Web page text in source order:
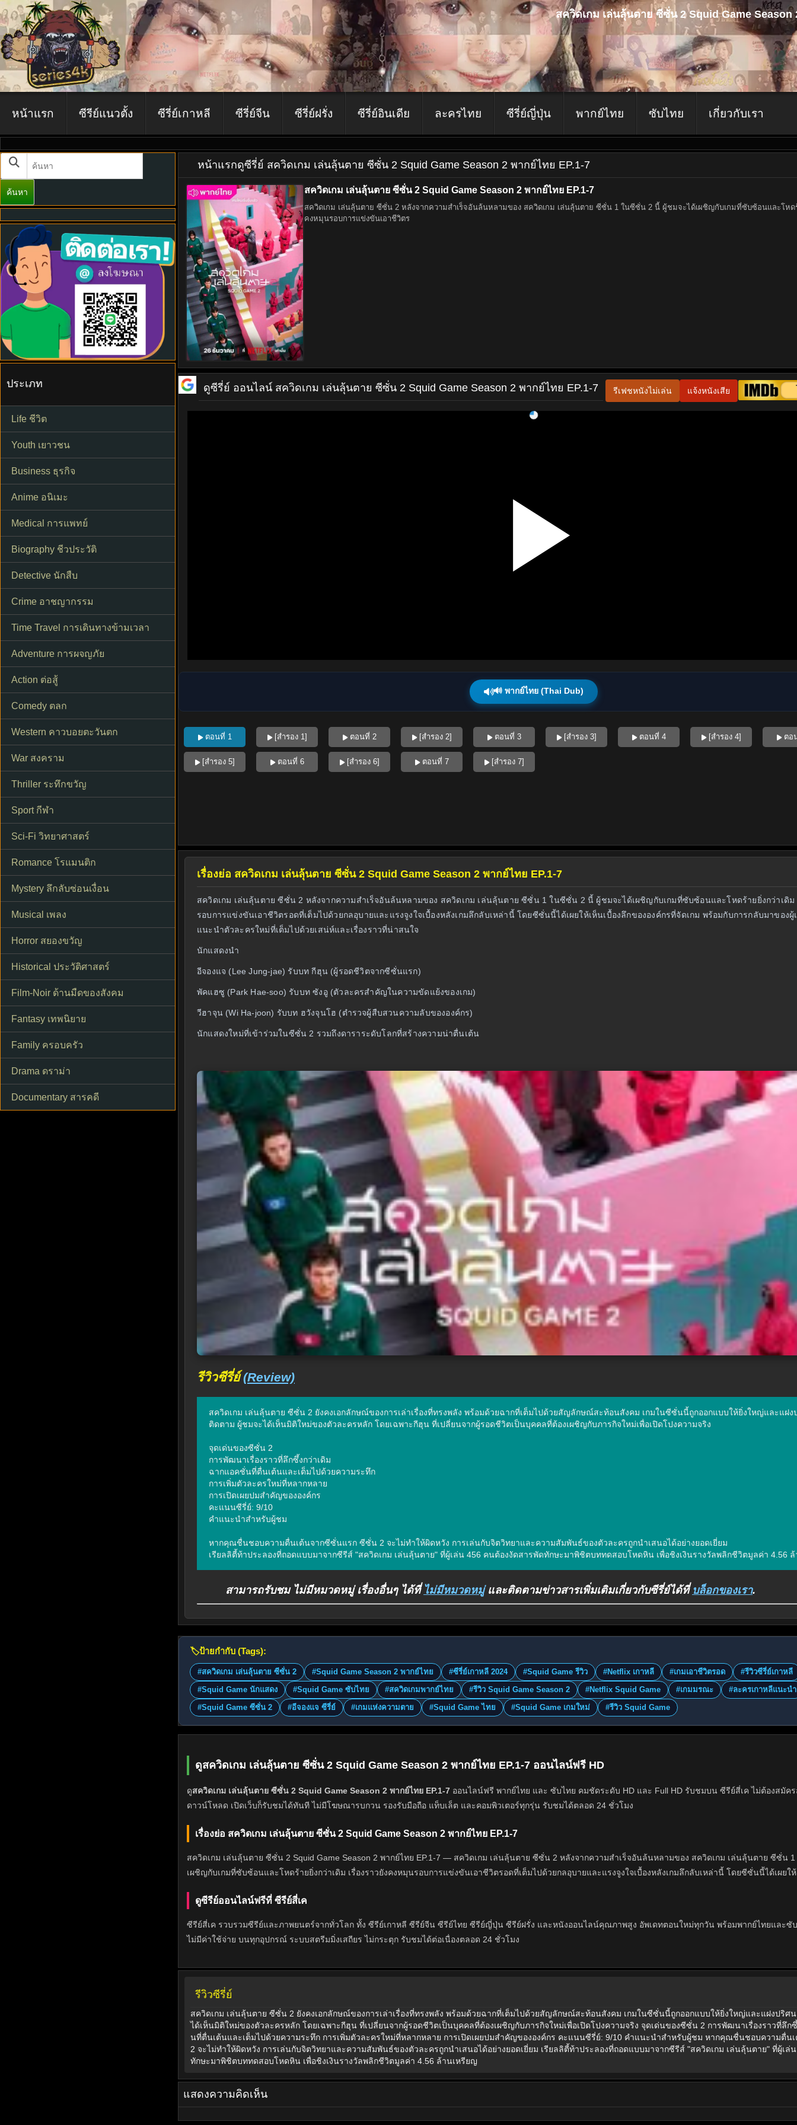
สควิดเกม เล่นลุ้นตาย ซีซั่น 2 Squid Game Season
หน้าแรก ซีรีย์แนวตั้ง ซีรี่ย์เกาหลี ซีรี่ย์จีน ซีรี่ย์ฝรั่ง ซีรี่ย์อินเดีย ละครไทย ซีรี่ย์ญี่ปุ่น พากย์ไทย ซับไทย เกี่ยวกับเรา
ค้นหา
ประเภท
Life ชีวิต
Youth เยาวชน
Business ธุรกิจ
Anime อนิเมะ
Medical การแพทย์
Biography ชีวประวัติ
Detective นักสืบ
Crime อาชญากรรม
Time Travel การเดินทางข้ามเวลา
Adventure การผจญภัย
Action ต่อสู้
Comedy ตลก
Western คาวบอยตะวันตก
War สงคราม
Thriller ระทึกขวัญ
Sport กีฬา
Sci-Fi วิทยาศาสตร์
Romance โรแมนติก
Mystery ลึกลับซ่อนเงื่อน
Musical เพลง
Horror สยองขวัญ
Historical ประวัติศาสตร์
Film-Noir ด้านมืดของสังคม
Fantasy เทพนิยาย
Family ครอบครัว
Drama ดราม่า
Documentary สารคดี
หน้าแรกดูซีรี่ย์ สควิดเกม เล่นลุ้นตาย ซีซั่น 2 Squid Game Season 2 พากย์ไทย EP.1-7
สควิดเกม เล่นลุ้นตาย ซีซั่น 2 Squid Game Season 2 พากย์ไทย EP.1-7
สควิดเกม เล่นลุ้นตาย ซีซั่น 2 หลังจากความสำเร็จอันล้นหลามของ สควิดเกม เล่นลุ้นตาย ซีซั่น 1 ในซีซั่น 2 นี้ ผู้ชมจะได้เผชิญกับเกมที่ซับซ้อนและโหดร้
คงหมุนรอบการแข่งขันเอาชีวิตร
ดูซีรี่ย์ ออนไลน์ สควิดเกม เล่นลุ้นตาย ซีซั่น 2 Squid Game Season 2 พากย์ไทย EP.1-7 รีเฟชหนังไม่เล่น แจ้งหนังเสีย
🔊 พากย์ไทย (Thai Dub)
ตอนที่ 1 [สำรอง 1] ตอนที่ 2 [สำรอง 2] ตอนที่ 3 [สำรอง 3] ตอนที่ 4 [สำรอง 4] ตอ
[สำรอง 5] ตอนที่ 6 [สำรอง 6] ตอนที่ 7 [สำรอง 7]
เรื่องย่อ สควิดเกม เล่นลุ้นตาย ซีซั่น 2 Squid Game Season 2 พากย์ไทย EP.1-7
สควิดเกม เล่นลุ้นตาย ซีซั่น 2 หลังจากความสำเร็จอันล้นหลามของ สควิดเกม เล่นลุ้นตาย ซีซั่น 1 ในซีซั่น 2 นี้ ผู้ชมจะได้เผชิญกับเกมที่ซับซ้อนและโหดร้ายยิ่งกว่าเดิม
รอบการแข่งขันเอาชีวิตรอดที่เต็มไปด้วยกลอุบายและแรงจูงใจเบื้องหลังเกมลึกลับเหล่านี้ โดยซีซั่นนี้ได้เผยให้เห็นเบื้องลึกขององค์กรที่จัดเกม พร้อมกับการกลับมาของผู้
แนะนำตัวละครใหม่ที่เต็มไปด้วยเสน่ห์และเรื่องราวที่น่าสนใจ
นักแสดงนำ
อีจองแจ (Lee Jung-jae) รับบท กีฮุน (ผู้รอดชีวิตจากซีซั่นแรก)
พัคแฮซู (Park Hae-soo) รับบท ซังอู (ตัวละครสำคัญในความขัดแย้งของเกม)
วีฮาจุน (Wi Ha-joon) รับบท ฮวังจุนโฮ (ตำรวจผู้สืบสวนความลับขององค์กร)
นักแสดงใหม่ที่เข้าร่วมในซีซั่น 2 รวมถึงดาราระดับโลกที่สร้างความน่าตื่นเต้น
รีวิวซีรี่ย์(Review)
สควิดเกม เล่นลุ้นตาย ซีซั่น 2 ยังคงเอกลักษณ์ของการเล่าเรื่องที่ทรงพลัง พร้อมด้วยฉากที่เต็มไปด้วยสัญลักษณ์สะท้อนสังคม เกมในซีซั่นนี้ถูกออกแบบให้ยิ่งใหญ่และแฝ
ติดตาม ผู้ชมจะได้เห็นมิติใหม่ของตัวละครหลัก โดยเฉพาะกีฮุน ที่เปลี่ยนจากผู้รอดชีวิตเป็นบุคคลที่ต้องเผชิญกับภารกิจใหม่เพื่อเปิดโปงความจริง
จุดเด่นของซีซั่น 2
การพัฒนาเรื่องราวที่ลึกซึ้งกว่าเดิม
ฉากแอคชั่นที่ตื่นเต้นและเต็มไปด้วยความระทึก
การเพิ่มตัวละครใหม่ที่หลากหลาย
การเปิดเผยปมสำคัญขององค์กร
คะแนนซีรี่ย์: 9/10
คำแนะนำสำหรับผู้ชม
หากคุณชื่นชอบความตื่นเต้นจากซีซั่นแรก ซีซั่น 2 จะไม่ทำให้ผิดหวัง การเล่นกับจิตวิทยาและความสัมพันธ์ของตัวละครถูกนำเสนอได้อย่างยอดเยี่ยม
เรียลลิตี้ท้าประลองที่ถอดแบบมาจากซีรีส์ "สควิดเกม เล่นลุ้นตาย" ที่ผู้เล่น 456 คนต้องงัดสารพัดทักษะมาพิชิตบททดสอบโหดหิน เพื่อชิงเงินรางวัลพลิกชีวิตมูลค่า 4.56
สามารถรับชม ไม่มีหมวดหมู่ เรื่องอื่นๆ ได้ที่ ไม่มีหมวดหมู่และติดตามข่าวสารเพิ่มเติมเกี่ยวกับซีรี่ย์ได้ที่ บล็อกของเรา.
🏷️ป้ายกำกับ (Tags):
#สควิดเกม เล่นลุ้นตาย ซีซั่น 2 #Squid Game Season 2 พากย์ไทย #ซีรี่ย์เกาหลี 2024 #Squid Game รีวิว #Netflix เกาหลี #เกมเอาชีวิตรอด
#รีวิวซีรี่ย์เกาหลี
#Squid Game นักแสดง
#Squid Game ซับไทย #สควิดเกมพากย์ไทย #รีวิว Squid Game Season 2 #Netflix Squid Game #เกมมรณะ
#ละครเกาหลีแนะนำ
#Squid Game ซีซั่น 2
#อีจองแจ ซีรี่ย์ #เกมแห่งความตาย #Squid Game ไทย #Squid Game เกมใหม่ #รีวิว Squid Game
ดูสควิดเกม เล่นลุ้นตาย ซีซั่น 2 Squid Game Season 2 พากย์ไทย EP.1-7 ออนไลน์ฟรี HD
ดูสควิดเกม เล่นลุ้นตาย ซีซั่น 2 Squid Game Season 2 พากย์ไทย EP.1-7 ออนไลน์ฟรี พากย์ไทย และ ซับไทย คมชัดระดับ HD และ Full HD รับชมบน ซีรีย์สี่เค ไม่ต้องสมัค
ดาวน์โหลด เปิดเว็บก็รับชมได้ทันที ไม่มีโฆษณารบกวน รองรับมือถือ แท็บเล็ต และคอมพิวเตอร์ทุกรุ่น รับชมได้ตลอด 24 ชั่วโมง
เรื่องย่อ สควิดเกม เล่นลุ้นตาย ซีซั่น 2 Squid Game Season 2 พากย์ไทย EP.1-7
สควิดเกม เล่นลุ้นตาย ซีซั่น 2 Squid Game Season 2 พากย์ไทย EP.1-7 — สควิดเกม เล่นลุ้นตาย ซีซั่น 2 หลังจากความสำเร็จอันล้นหลามของ สควิดเกม เล่นลุ้นตาย ซีซั่น
เผชิญกับเกมที่ซับซ้อนและโหดร้ายยิ่งกว่าเดิม เรื่องราวยังคงหมุนรอบการแข่งขันเอาชีวิตรอดที่เต็มไปด้วยกลอุบายและแรงจูงใจเบื้องหลังเกมลึกลับเหล่านี้ โดยซีซั่นนี้ได้เผยให้
ดูซีรีย์ออนไลน์ฟรีที่ ซีรีย์สี่เค
ซีรีย์สี่เค รวบรวมซีรีย์และภาพยนตร์จากทั่วโลก ทั้ง ซีรีย์เกาหลี ซีรีย์จีน ซีรีย์ไทย ซีรีย์ญี่ปุ่น ซีรีย์ฝรั่ง และหนังออนไลน์คุณภาพสูง อัพเดทตอนใหม่ทุกวัน พร้อมพากย์ไทยและ
ไม่มีค่าใช้จ่าย บนทุกอุปกรณ์ ระบบสตรีมมิ่งเสถียร ไม่กระตุก รับชมได้ต่อเนื่องตลอด 24 ชั่วโมง
รีวิวซีรี่ย์
สควิดเกม เล่นลุ้นตาย ซีซั่น 2 ยังคงเอกลักษณ์ของการเล่าเรื่องที่ทรงพลัง พร้อมด้วยฉากที่เต็มไปด้วยสัญลักษณ์สะท้อนสังคม เกมในซีซั่นนี้ถูกออกแบบให้ยิ่งใหญ่และแฝงปริ
ได้เห็นมิติใหม่ของตัวละครหลัก โดยเฉพาะกีฮุน ที่เปลี่ยนจากผู้รอดชีวิตเป็นบุคคลที่ต้องเผชิญกับภารกิจใหม่เพื่อเปิดโปงความจริง จุดเด่นของซีซั่น 2 การพัฒนาเรื่องราวที่ลึก
นที่ตื่นเต้นและเต็มไปด้วยความระทึก การเพิ่มตัวละครใหม่ที่หลากหลาย การเปิดเผยปมสำคัญขององค์กร คะแนนซีรี่ย์: 9/10 คำแนะนำสำหรับผู้ชม หากคุณชื่นชอบความตื่
2 จะไม่ทำให้ผิดหวัง การเล่นกับจิตวิทยาและความสัมพันธ์ของตัวละครถูกนำเสนอได้อย่างยอดเยี่ยม เรียลลิตี้ท้าประลองที่ถอดแบบมาจากซีรีส์ "สควิดเกม เล่นลุ้นตาย" ที่ผู้เล่
ทักษะมาพิชิตบททดสอบโหดหิน เพื่อชิงเงินรางวัลพลิกชีวิตมูลค่า 4.56 ล้านเหรียญ
แสดงความคิดเห็น